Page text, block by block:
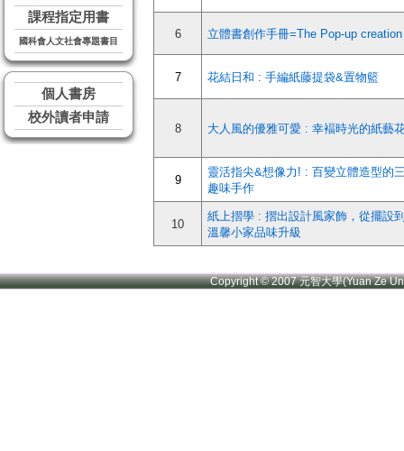
課程指定用書
國科會人文社會專題書目
個人書房
校外讀者申請
6 立體書創作手冊=The Pop-up
7 花結日和 : 手編紙藤提袋&置物籃
8 大人風的優雅可愛 : 幸褔時光的紙藝
9
靈活指尖&想像力! : 百變立體造型的
趣味手作
10
紙上摺學 : 摺出設計風家飾，從擺設
溫馨小家品味升級
Copyright © 2007 元智大學(Yuan Ze